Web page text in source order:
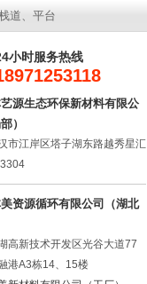
道、平台
小时服务热线
源生态环保新材料有限公
）
市江岸区塔子湖东路越秀星汇
资源循环有限公司（湖北
高新技术开发区光谷大道77
港A3栋14、15楼